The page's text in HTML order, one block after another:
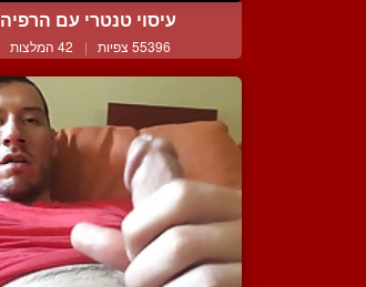
עיסוי טנטרי עם הרפיה
55396 צפיות | 42 המלצות